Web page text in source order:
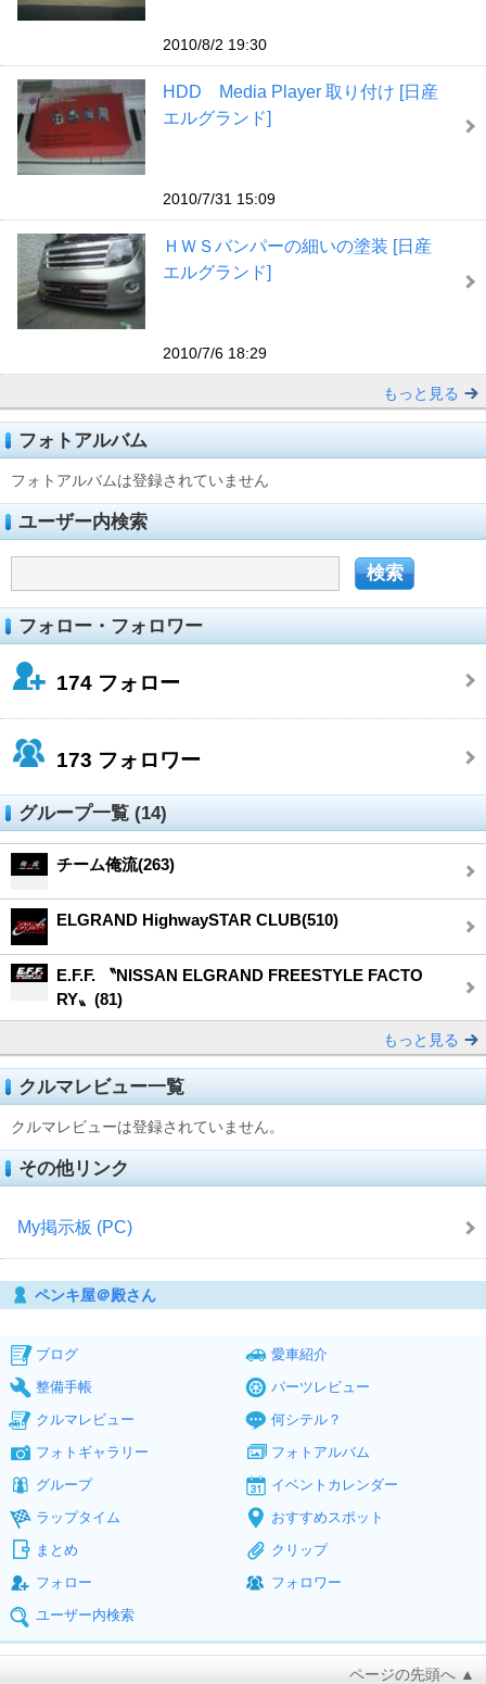
2010/8/2 19:30
HDD Media Player 取り付け [日産
エルグランド]
2010/7/31 15:09
ＨＷＳバンパーの細いの塗装 [日産
エルグランド]
2010/7/6 18:29
もっと見る
フォトアルバム
フォトアルバムは登録されていません
ユーザー内検索
フォロー・フォロワー
174 フォロー
173 フォロワー
グループ一覧 (14)
チーム俺流(263)
ELGRAND HighwaySTAR CLUB(510)
E.F.F. 〝NISSAN ELGRAND FREESTYLE FACTO
RY〟(81)
もっと見る
クルマレビュー一覧
クルマレビューは登録されていません。
その他リンク
My掲示板 (PC)
ペンキ屋＠殿さん
ブログ
愛車紹介
整備手帳
パーツレビュー
クルマレビュー
何シテル？
フォトギャラリー
フォトアルバム
グループ
イベントカレンダー
ラップタイム
おすすめスポット
まとめ
クリップ
フォロー
フォロワー
ユーザー内検索
ページの先頭へ ▲